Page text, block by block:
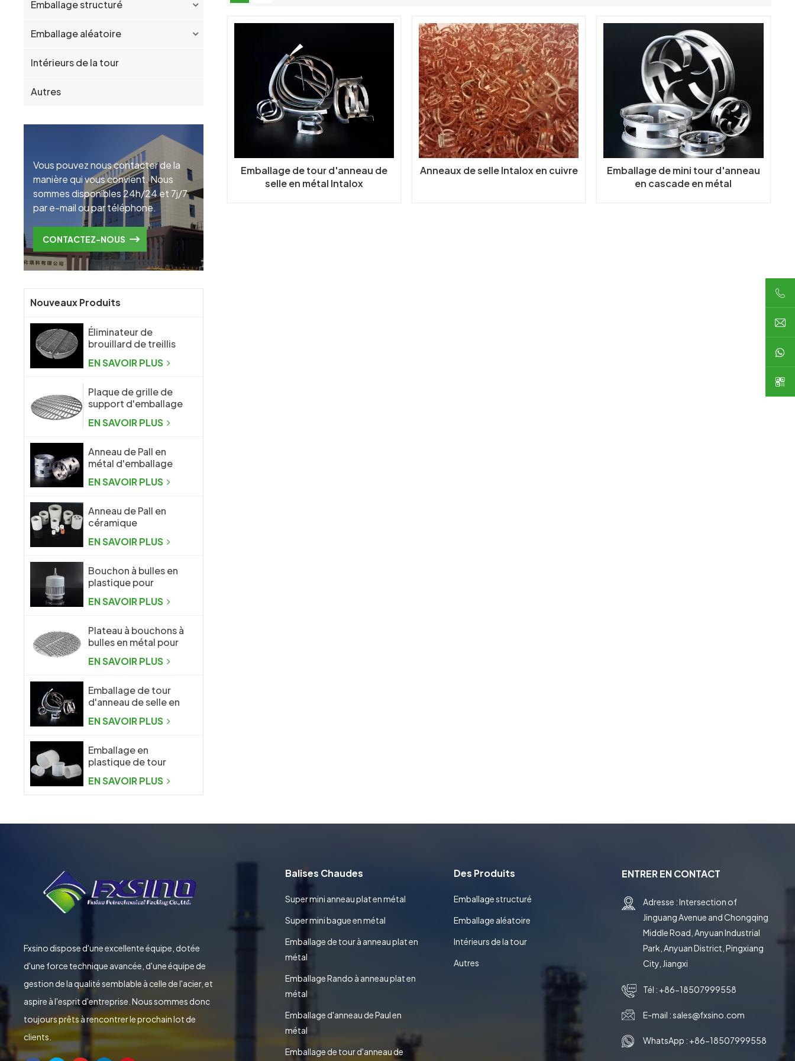
日本語
한국의
中文
Emballage structuré
Emballage aléatoire
Intérieurs de la tour
Autres
Vous pouvez nous contacter de la
manière qui vous convient. Nous
sommes disponibles 24h/24 et 7j/7
par e-mail ou par téléphone.
CONTACTEZ-NOUS
Nouveaux Produits
Éliminateur de
brouillard de treillis
antibuée
EN SAVOIR PLUS
Plaque de grille de
support d'emballage
colonne de
distillation
EN SAVOIR PLUS
Anneau de Pall en
métal d'emballage
haute performance
EN SAVOIR PLUS
Anneau de Pall en
céramique
aléatoire
EN SAVOIR PLUS
Bouchon à bulles en
plastique pour
EN SAVOIR PLUS
Plateau à bouchons à
bulles en métal pour
EN SAVOIR PLUS
Emballage de tour
d'anneau de selle en
EN SAVOIR PLUS
Emballage en
plastique de tour
EN SAVOIR PLUS
Emballage de tour d'anneau de
selle en métal Intalox
Anneaux de selle Intalox en cuivre
Emballage de mini tour d'anneau
en cascade en métal
Fxsino dispose d'une excellente équipe, dotée
d'une force technique avancée, d'une équipe de
gestion de la qualité semblable à celle de l'acier, et
aspire à l'esprit d'entreprise. Nous sommes donc
toujours prêts à rencontrer le prochain lot de
clients.
Balises Chaudes
Super mini anneau plat en métal
Super mini bague en métal
Emballage de tour à anneau plat en
métal
Emballage Rando à anneau plat en
métal
Emballage d'anneau de Paul en
métal
Emballage de tour d'anneau de
Des Produits
Emballage structuré
Emballage aléatoire
Intérieurs de la tour
Autres
ENTRER EN CONTACT
Adresse : Intersection of
Jinguang Avenue and Chongqing
Middle Road, Anyuan Industrial
Park, Anyuan District, Pingxiang
City, Jiangxi
Tél : +86-18507999558
E-mail :sales@fxsino.com
WhatsApp : +86-18507999558